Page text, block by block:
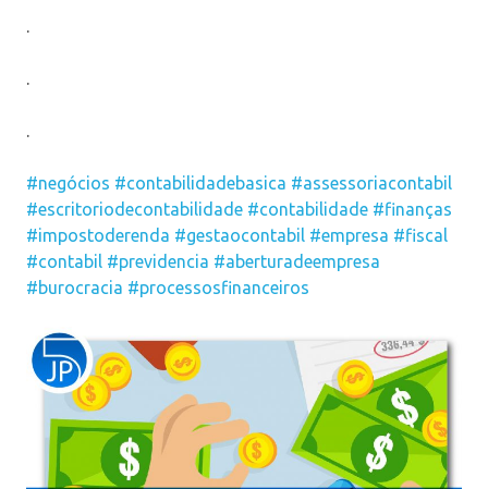
.
.
.
#negócios #contabilidadebasica #assessoriacontabil
#escritoriodecontabilidade #contabilidade #finanças
#impostoderenda #gestaocontabil #empresa #fiscal
#contabil #previdencia #aberturadeempresa
#burocracia #processosfinanceiros